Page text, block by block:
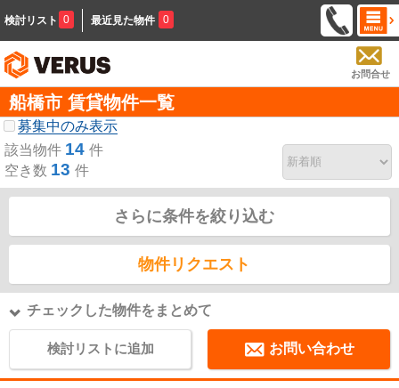
検討リスト 0 最近見た物件 0
お問合せ
船橋市 賃貸物件一覧
募集中のみ表示
該当物件 14 件
空き数 13 件
さらに条件を絞り込む
物件リクエスト
チェックした物件をまとめて
検討リストに追加 お問い合わせ